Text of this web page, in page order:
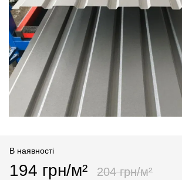
В наявності
194 грн/м² 204 грн/м²